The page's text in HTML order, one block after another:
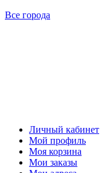
Все города
Личный кабинет
Мой профиль
Моя корзина
Мои заказы